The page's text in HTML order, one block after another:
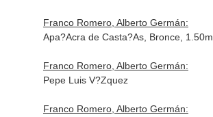
Franco Romero, Alberto Germán:
Apa?Acra de Casta?As, Bronce, 1.50m
Franco Romero, Alberto Germán:
Pepe Luis V?Zquez
Franco Romero, Alberto Germán: